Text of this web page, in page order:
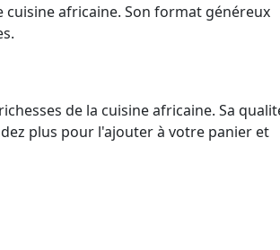
cuisine africaine. Son format généreux
de la cuisine africaine. Sa
plus pour l'ajouter à votre panier et